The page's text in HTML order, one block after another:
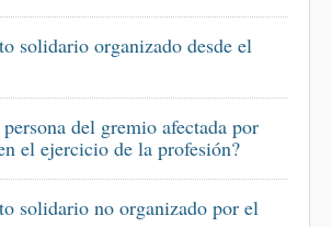
solidario organizado desde el
del gremio afectada por
el ejercicio de la profesión?
solidario no organizado por el